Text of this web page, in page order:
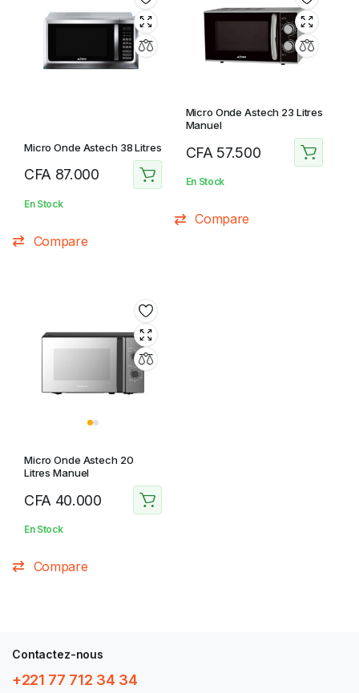
Micro Onde Astech 38 Litres
CFA 87.000
En Stock
Compare
Micro Onde Astech 23 Litres
Manuel
CFA 57.500
En Stock
Compare
Micro Onde Astech 20
Litres Manuel
CFA 40.000
En Stock
Compare
Contactez-nous
+221 77 712 34 34